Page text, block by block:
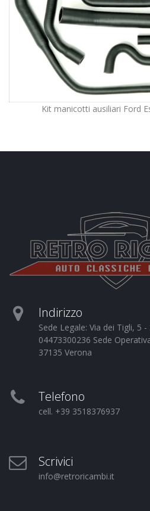
Kit manicotti ausiliari Ford
Indirizzo
Sede Legale: Via dei Tigli, 5
04473300236 Sede
37135 Verona
Telefono
cell. +39 3518376937
Scrivici
info@retroricambi.it